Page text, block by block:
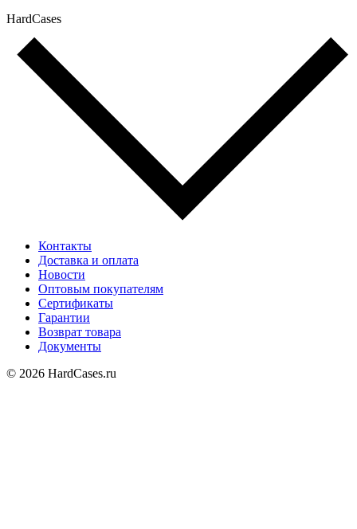
HardCases
Контакты
Доставка и оплата
Новости
Оптовым покупателям
Сертификаты
Гарантии
Возврат товара
Документы
© 2026 HardCases.ru